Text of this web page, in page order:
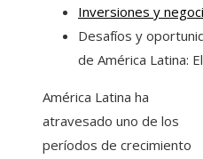
Inversiones y
Desafíos y
de América Latina:
América Latina ha
atravesado uno de los
períodos de crecimiento